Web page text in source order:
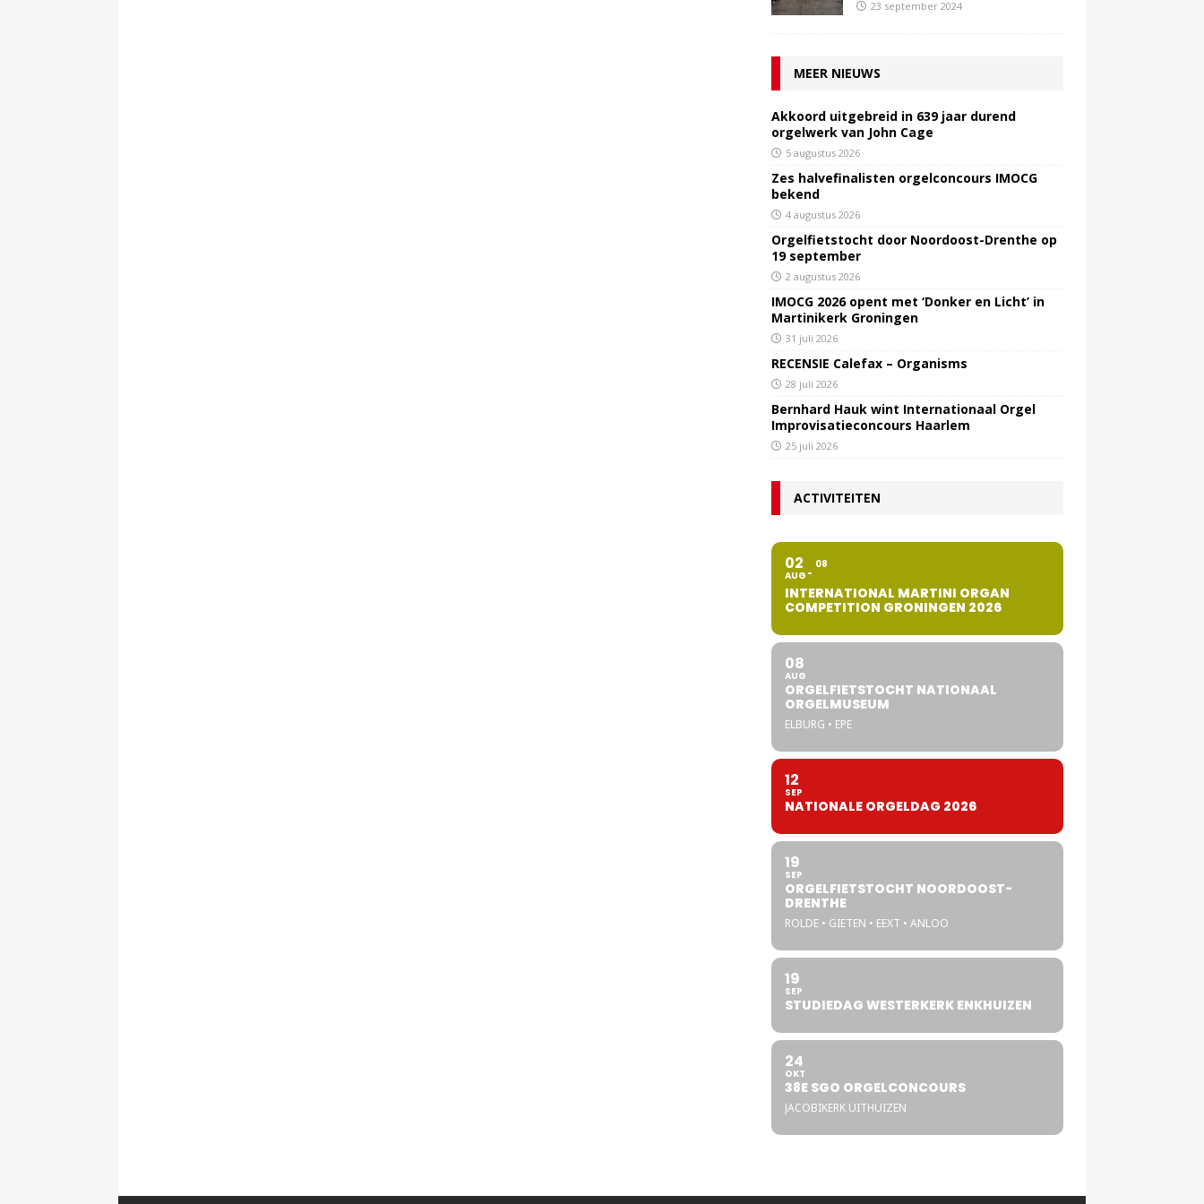
23 september 2024
MEER NIEUWS
Akkoord uitgebreid in 639 jaar durend
orgelwerk van John Cage
5 augustus 2026
Zes halvefinalisten orgelconcours IMOCG
bekend
4 augustus 2026
Orgelfietstocht door Noordoost-Drenthe op
19 september
2 augustus 2026
IMOCG 2026 opent met ‘Donker en Licht’ in
Martinikerk Groningen
31 juli 2026
RECENSIE Calefax – Organisms
28 juli 2026
Bernhard Hauk wint Internationaal Orgel
Improvisatieconcours Haarlem
25 juli 2026
ACTIVITEITEN
02
AUG
08
INTERNATIONAL MARTINI ORGAN
COMPETITION GRONINGEN 2026
08
AUG
ORGELFIETSTOCHT NATIONAAL
ORGELMUSEUM
ELBURG • EPE
12
SEP
NATIONALE ORGELDAG 2026
19
SEP
ORGELFIETSTOCHT NOORDOOST-
DRENTHE
ROLDE • GIETEN • EEXT • ANLOO
19
SEP
STUDIEDAG WESTERKERK ENKHUIZEN
24
OKT
38E SGO ORGELCONCOURS
JACOBIKERK UITHUIZEN